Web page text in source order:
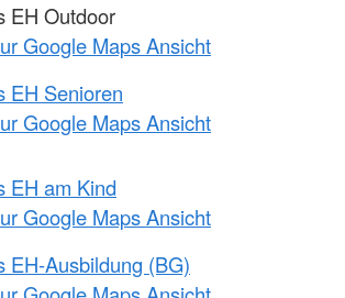
EH Outdoor
Google Maps Ansicht
EH Senioren
Google Maps Ansicht
EH am Kind
Google Maps Ansicht
EH-Ausbildung (BG)